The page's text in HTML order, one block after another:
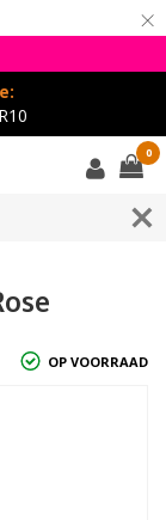
×
0
OP VOORRAAD